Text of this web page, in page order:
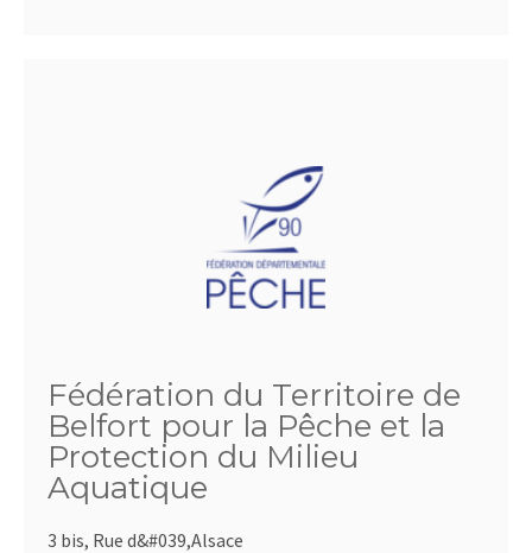
Fédération du Territoire de
Belfort pour la Pêche et la
Protection du Milieu
Aquatique
3 bis, Rue d&#039,Alsace